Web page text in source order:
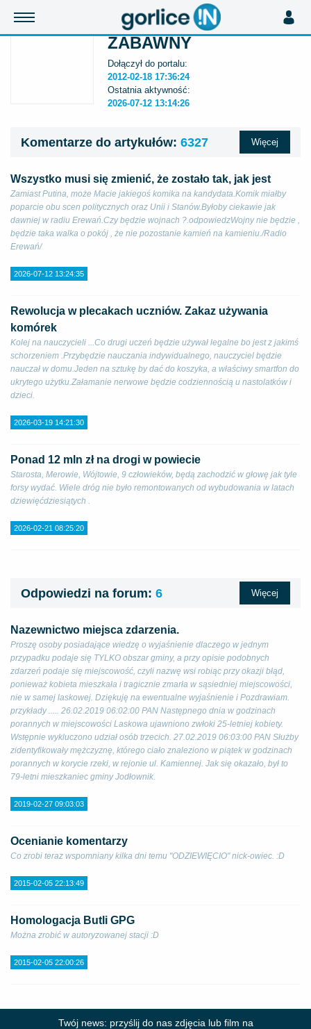
ZABAWNY
Dołączył do portalu:
2012-02-18 17:36:24
Ostatnia aktywność:
2026-07-12 13:14:26
Komentarze do artykułów: 6327 Więcej
Wszystko musi się zmienić, że zostało tak, jak jest
Zamiast Putina, może Macie jakiegoś komika na kandydata.Komik miałby
poparcie obu scen politycznych oraz Unii i Stanów.Byłoby ciekawie jak
dawniej w radiu Erewań.Czy będzie wojnach ?.odpowiedzWojny nie będzie ,
będzie taka walka o pokój , że nie pozostanie kamień na kamieniu./Radio
Erewań/
2026-07-12 13:24:35
Rewolucja w plecakach uczniów. Zakaz używania
komórek
Kolej na nauczycieli ...Co drugi uczeń będzie używał legalne bo jest z jakimś
schorzeniem .Przybędzie nauczania indywidualnego, nauczyciel będzie
nauczał w domu.Jeden na sztukę by dać do koszyka, a właściwy smartfon do
ukrytego użytku.Załamanie nerwowe będzie codziennością u nastolatków i
dzieci.
2026-03-19 14:21:30
Ponad 12 mln zł na drogi w powiecie
Starosta, Merowie, Wójtowie, 9 człowieków, będą zachodzić w głowę jak tyle
forsy wydać. Wiele dróg nie było remontowanych od wybudowania w latach
dziewięćdziesiątych .
2026-02-21 08:25:20
Odpowiedzi na forum: 6 Więcej
Nazewnictwo miejsca zdarzenia.
Proszę osoby posiadające wiedzę o wyjaśnienie dlaczego w jednym
przypadku podaje się TYLKO obszar gminy, a przy opisie podobnych
zdarzeń podaje się miejscowość, czyli nazwę wsi robiąc przy okazji błąd,
ponieważ kobieta mieszkała i tragicznie zmarła w sąsiedniej miejscowości,
nie w samej laskowej. Dziękuję na ewentualne wyjaśnienie i Pozdrawiam.
przykłady ..... 26.02.2019 06:02:00 PAN Następnego dnia w godzinach
porannych w miejscowości Laskowa ujawniono zwłoki 25-letniej kobiety.
Wstępnie wykluczono udział osób trzecich. 27.02.2019 06:03:00 PAN Służby
zidentyfikowały mężczyznę, którego ciało znaleziono w piątek w godzinach
porannych w korycie rzeki, w rejonie ul. Kamiennej. Jak się okazało, był to
79-letni mieszkaniec gminy Jodłownik.
2019-02-27 09:03:03
Ocenianie komentarzy
Co zrobi teraz wspomniany kilka dni temu "ODZIEWIĘCIO" nick-owiec. :D
2015-02-05 22:13:49
Homologacja Butli GPG
Można zrobić w autoryzowanej stacji :D
2015-02-05 22:00:26
Twój news: przyślij do nas zdjęcia lub film na